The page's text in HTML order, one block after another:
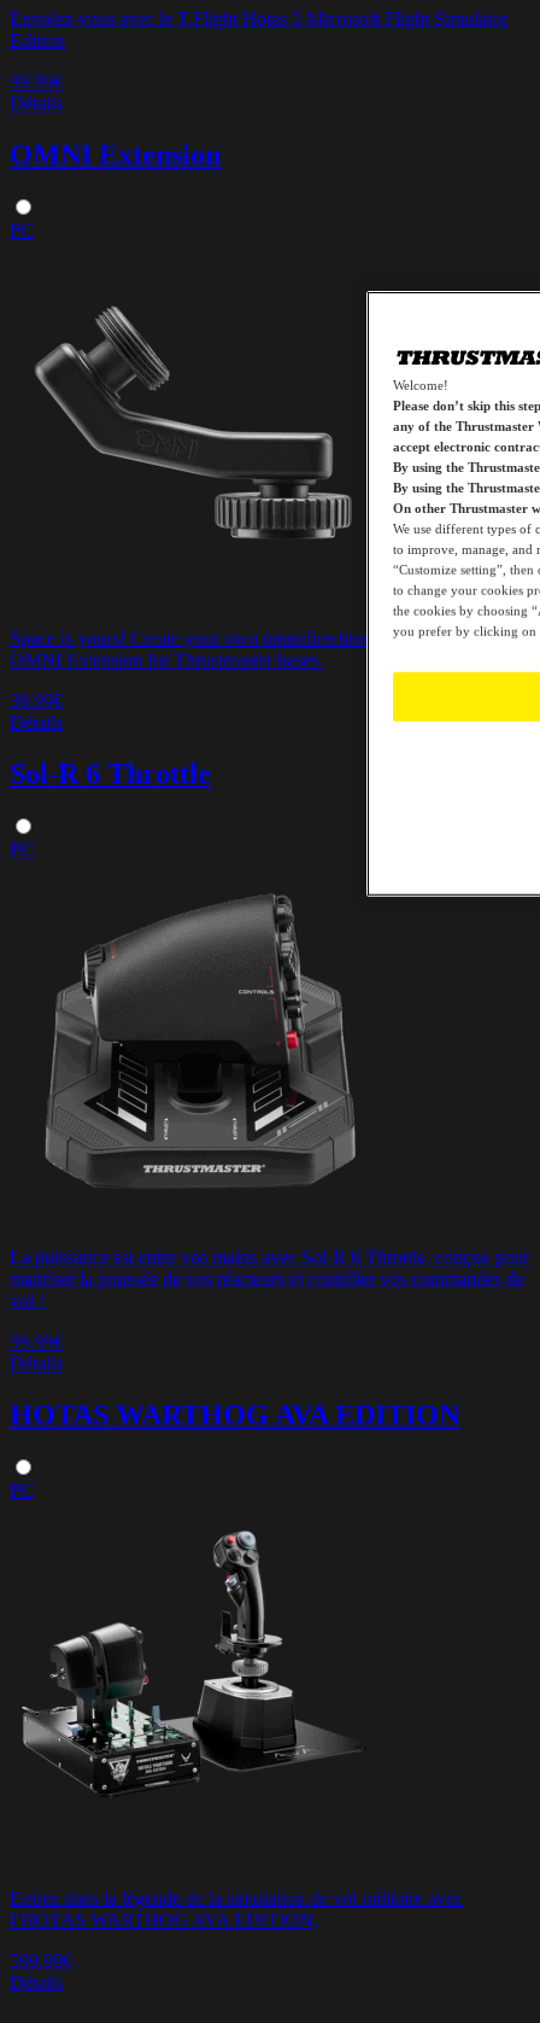
Envolez-vous avec le T.Flight Hotas 5 Microsoft Flight Simulator
Edition
99.99€
Détails
OMNI Extension
PC
Space is yours! Create your own omnidirectional throttle with
OMNI Extension for Thrustmaster bases.
39.99€
Détails
Sol-R 6 Throttle
PC
La puissance est entre vos mains avec Sol-R 6 Throttle, conçue pour
maitriser la poussée de vos réacteurs et contrôler vos commandes de
vol !
99.99€
Détails
HOTAS WARTHOG AVA EDITION
PC
Entrez dans la légende de la simulation de vol militaire avec
l’HOTAS WARTHOG AVA EDITION,
599.99€
Détails
Welcome!
Please don’t skip this step
any of the Thrustmaster
accept electronic
By using the
By using the
On other Thrustmaster
We use different types of
to improve, manage, and
“Customize setting”,
to change your cookies
the cookies by choosing
you prefer by clicking on